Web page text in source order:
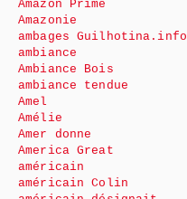
Amazon Prime
Amazonie
ambages Guilhotina.info
ambiance
Ambiance Bois
ambiance tendue
Amel
Amélie
Amer donne
America Great
américain
américain Colin